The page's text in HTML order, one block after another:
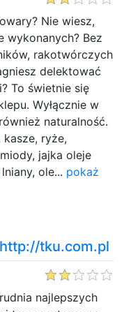
Nie wiesz,
wykonanych? Bez
rakotwórczych
delektować
To świetnie się
Wyłącznie w
naturalność.
ryże,
jajka oleje
ole... pokaż
tku.com.pl
najlepszych